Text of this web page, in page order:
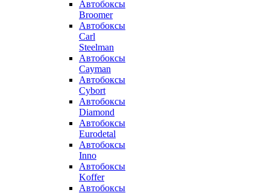
Автобоксы
Broomer
Автобоксы
Carl
Steelman
Автобоксы
Cayman
Автобоксы
Cybort
Автобоксы
Diamond
Автобоксы
Eurodetal
Автобоксы
Inno
Автобоксы
Koffer
Автобоксы